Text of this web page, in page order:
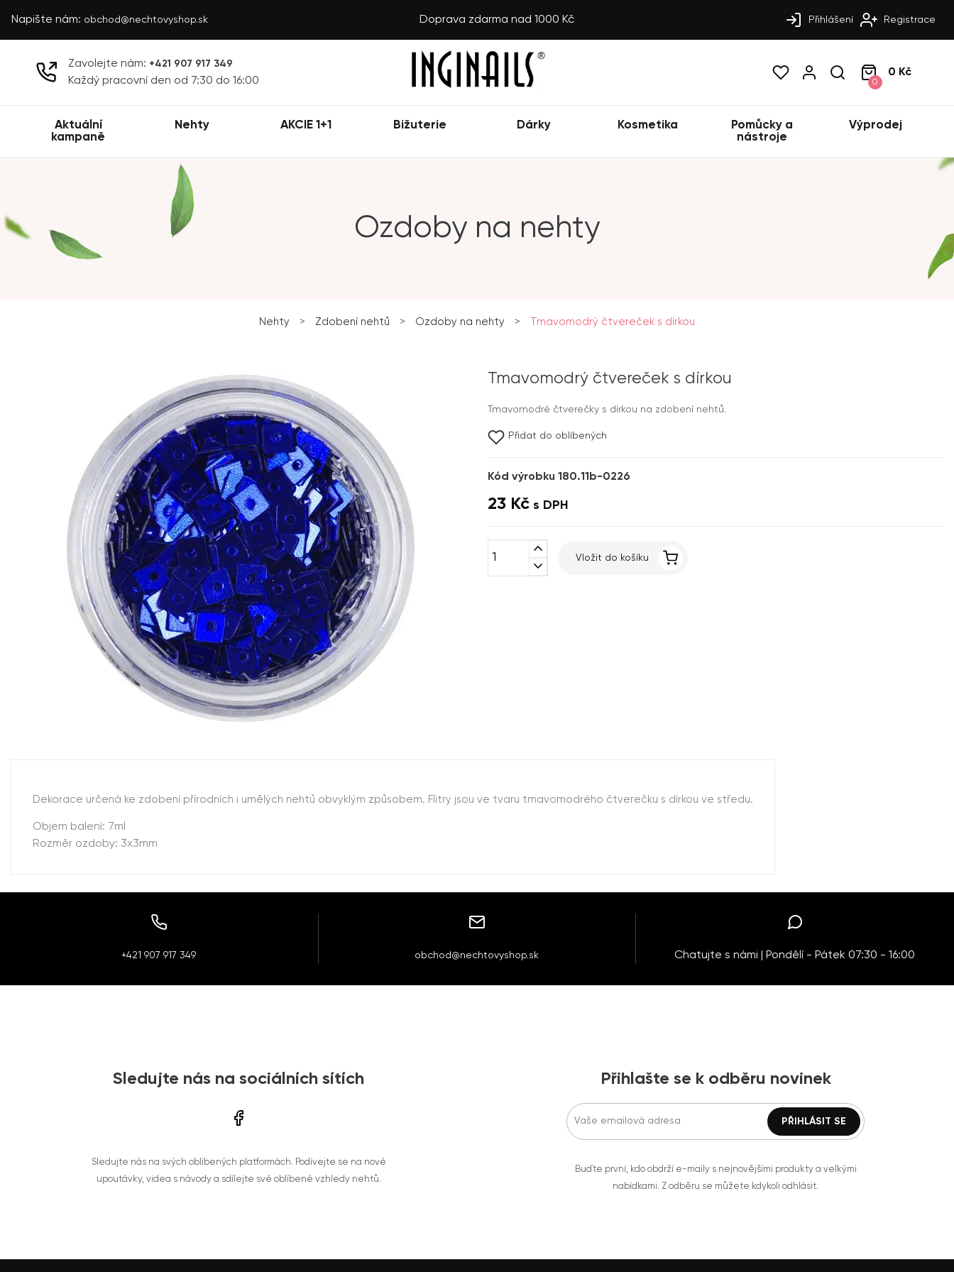
Napište nám: obchod@nechtovyshop.sk Doprava zdarma nad 1000 Kč Přihlášení Registrace
Zavolejte nám: +421 907 917 349
Každý pracovní den od 7:30 do 16:00 0
0 Kč
Aktuální
kampaně
Nehty AKCIE 1+1 Bižuterie Dárky Kosmetika
Pomůcky a
nástroje
Výprodej
Ozdoby na nehty
Nehty > Zdobení nehtů > Ozdoby na nehty > Tmavomodrý čtvereček s dírkou
Tmavomodrý čtvereček s dírkou
Tmavomodré čtverečky s dírkou na zdobení nehtů.
Přidat do oblíbených
Kód výrobku 180.11b-0226
23 Kč s DPH
expand_less
expand_more
Vložit do košíku
Dekorace určená ke zdobení přírodních i umělých nehtů obvyklým způsobem. Flitry jsou ve tvaru tmavomodrého čtverečku s dírkou ve středu.
Objem balení: 7ml
Rozměr ozdoby: 3x3mm
+421 907 917 349 obchod@nechtovyshop.sk Chatujte s námi | Pondělí - Pátek 07:30 - 16:00
Sledujte nás na sociálních sítích
Sledujte nás na svých oblíbených platformách. Podívejte se na nové
upoutávky, videa s návody a sdílejte své oblíbené vzhledy nehtů.
Přihlašte se k odběru novinek
Buďte první, kdo obdrží e-maily s nejnovějšími produkty a velkými
nabídkami. Z odběru se můžete kdykoli odhlásit.